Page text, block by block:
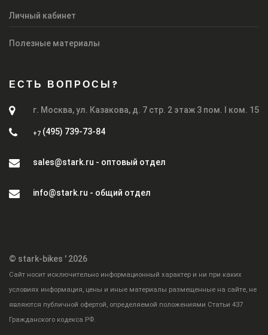
Личный кабинет
Полезные материалы
ЕСТЬ ВОПРОСЫ?
г. Москва, ул. Казакова, д. 7 стр. 2 этаж 3 пом. I ком. 15
+7 (495) 739-73-84
sales@stark.ru - оптовый отдел
info@stark.ru - общий отдел
© stark-bikes ' 2026
Cайт носит исключительно информационный характер и ни при каких
условиях информация, цены и иные материалы размещенные на сайте, не
являются публичной офертой, определяемой положениями Статьи 437
Гражданского кодекса РФ.